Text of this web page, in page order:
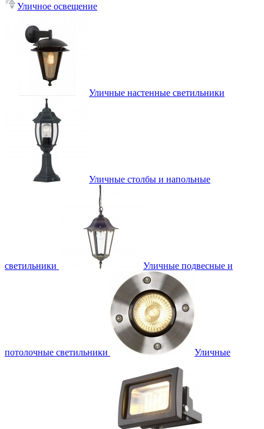
Уличное освещение
Уличные настенные светильники
Уличные столбы и напольные
светильники Уличные подвесные и
потолочные светильники Уличные